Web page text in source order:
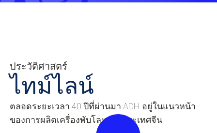
ประวัติศาสตร์
ไทม์ไลน์
ตลอดระยะเวลา 40 ปีที่ผ่านมา ADH อยู่ในแนวหน้า
ของการผลิตเครื่องพับโลหะในประเทศจีน.